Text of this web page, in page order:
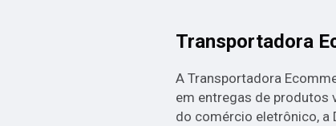
Transportadora
A Transportadora
em entregas de produtos
do comércio eletrônico, a